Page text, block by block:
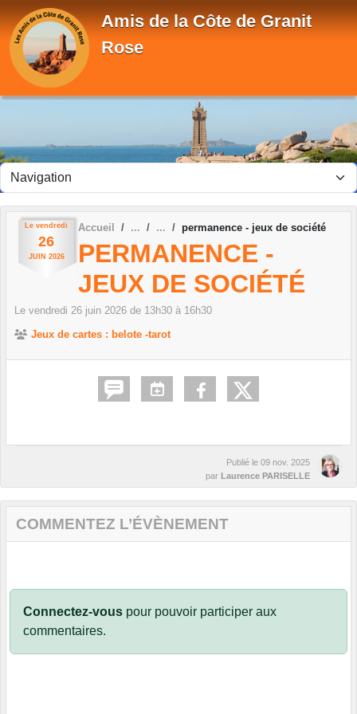
Amis de la Côte de Granit
Rose
Le vendredi
26
JUIN 2026
Accueil permanence - jeux de société
PERMANENCE -
JEUX DE SOCIÉTÉ
Le vendredi 26 juin 2026 de 13h30 à 16h30
Jeux de cartes : belote -tarot
Publié le 09 nov. 2025
par Laurence PARISELLE
COMMENTEZ L’ÉVÈNEMENT
Connectez-vous pour pouvoir participer aux
commentaires.
Panneau de gestion des cookies